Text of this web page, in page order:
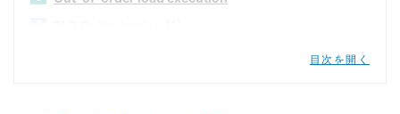
目次を開く